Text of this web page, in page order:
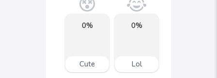
0%
Lol
0%
Cute